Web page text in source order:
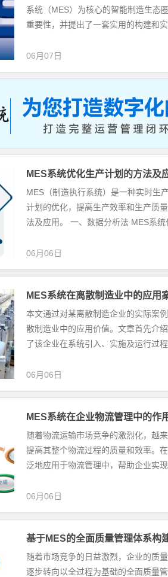
系统（MES）为核心的智能制造生态
重要性，并提出了一套实用的构建和实
06月07日
MES系统优化生产计划的方法及
MES（制造执行系统）是一种实时生
计划的优化，提高生产效率和生产质
法及应用。 一、数据分析法 MES系统
06月06日
MES系统在离散制造业中的应用
本文通过对某离散制造企业的实际案
散制造业中的应用价值。文章首先介
了该企业在系统引入、实施及运行过程
06月06日
MES系统在企业物流管理中的作
随着物流运输市场竞争的激烈化，越
提高其整个物流过程的质量和效率。
泛地应用于物流管理中，帮助企业实
06月06日
基于MES的全面质量管理体系构
随着市场竞争的日益激烈，企业的质
逐步转向以全过程为基础的全面质量